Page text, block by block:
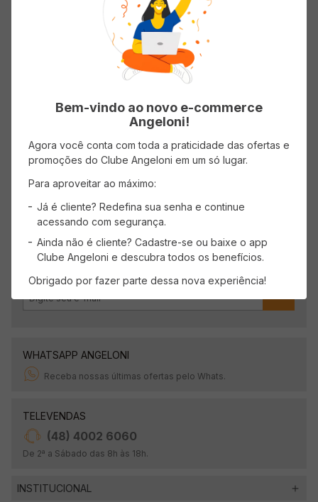
Mostrando 1-2 de
produtos
1
CADASTRE-SE
Receba promoções, novidades e descontos
exclusivos.
WHATSAPP ANGELONI
Receba nossas últimas ofertas pelo Whats.
TELEVENDAS
(48) 4002 6060
De 2ª a Sábado das 8h às 18h.
INSTITUCIONAL
Bem-vindo ao novo e-commerce
Angeloni!
Agora você conta com toda a praticidade das ofertas e
promoções do Clube Angeloni em um só lugar.
Para aproveitar ao máximo:
Já é cliente? Redefina sua senha e continue
acessando com segurança.
Ainda não é cliente? Cadastre-se ou baixe o app
Clube Angeloni e descubra todos os benefícios.
Obrigado por fazer parte dessa nova experiência!